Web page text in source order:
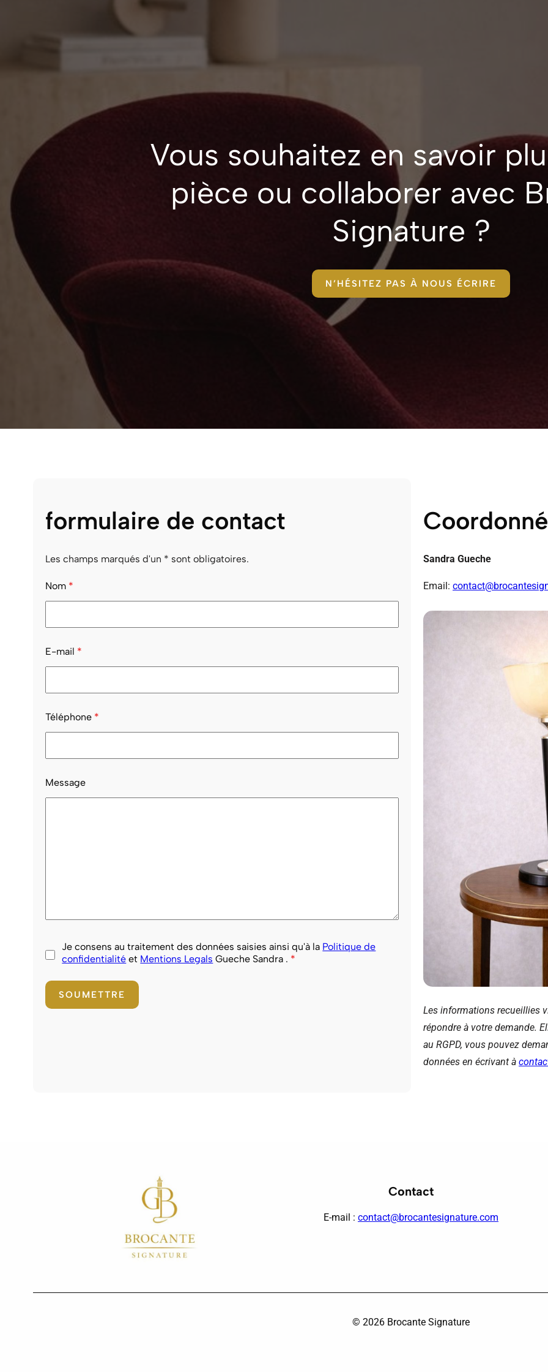
Vous souhaitez en savoir
pièce ou collaborer avec
Signature ?
N’HÉSITEZ PAS À NOUS ÉCRIRE
formulaire de contact
Les champs marqués d'un * sont obligatoires.
Nom *
E-mail *
Téléphone *
Message
Je consens au traitement des données saisies ainsi qu'à la Politique de
confidentialité et Mentions Legals Gueche Sandra . *
Sandra Gueche
Email:
Les informations recueillies
répondre à votre demande.
au RGPD, vous pouvez
données en écrivant à
Contact
E-mail : contact@brocantesignature.com
© 2026 Brocante Signature